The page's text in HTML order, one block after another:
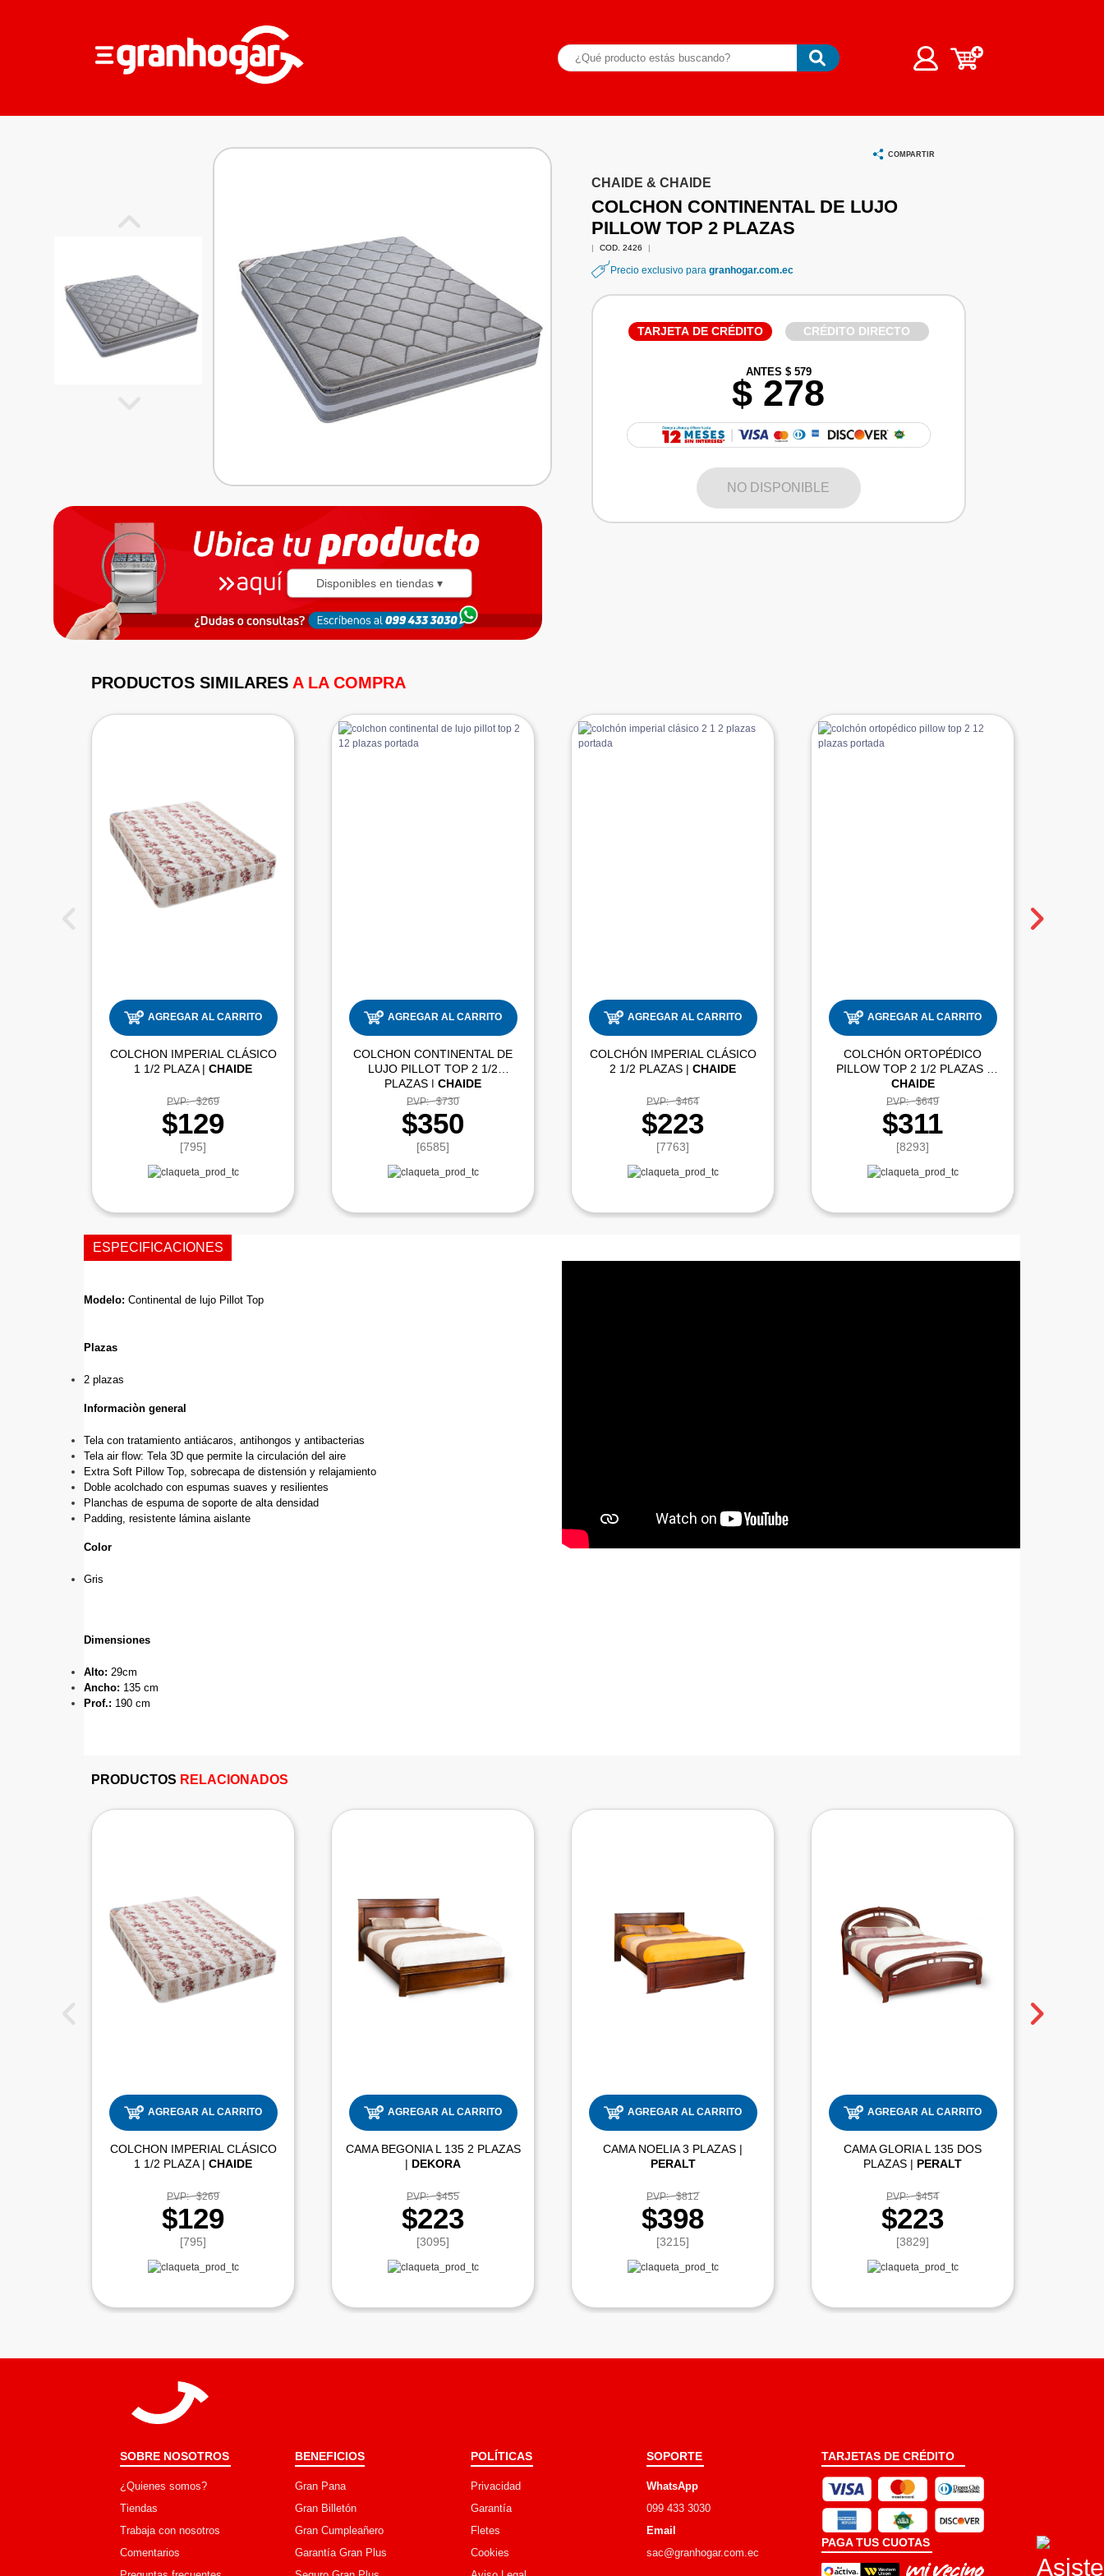
Disponibles en tiendas ▾
COMPARTIR
CHAIDE & CHAIDE
COLCHON CONTINENTAL DE LUJO
PILLOW TOP 2 PLAZAS
| COD. 2426 |
Precio exclusivo para granhogar.com.ec
TARJETA DE CRÉDITO CRÉDITO DIRECTO
ANTES $ 579
$ 278
NO DISPONIBLE
PRODUCTOS SIMILARES A LA COMPRA
AGREGAR AL CARRITO
COLCHON IMPERIAL CLÁSICO
1 1/2 PLAZA |CHAIDE
PVP: $269
$129
[795]
AGREGAR AL CARRITO
COLCHON CONTINENTAL DE
LUJO PILLOT TOP 2 1/2
PLAZAS |CHAIDE
PVP: $730
$350
[6585]
AGREGAR AL CARRITO
COLCHÓN IMPERIAL CLÁSICO
2 1/2 PLAZAS |CHAIDE
PVP: $464
$223
[7763]
AGREGAR AL CARRITO
COLCHÓN ORTOPÉDICO
CHAIDE
PVP: $649
$311
[8293]
ESPECIFICACIONES
Modelo: Continental de lujo Pillot Top
Plazas
2 plazas
Informaciòn general
Tela con tratamiento antiácaros, antihongos y antibacterias
Tela air flow: Tela 3D que permite la circulación del aire
Extra Soft Pillow Top, sobrecapa de distensión y relajamiento
Doble acolchado con espumas suaves y resilientes
Planchas de espuma de soporte de alta densidad
Padding, resistente lámina aislante
Color
Gris
Dimensiones
Alto: 29cm
Ancho: 135 cm
Prof.: 190 cm
PRODUCTOS RELACIONADOS
AGREGAR AL CARRITO
COLCHON IMPERIAL CLÁSICO
1 1/2 PLAZA |CHAIDE
PVP: $269
$129
[795]
AGREGAR AL CARRITO
CAMA BEGONIA L 135 2 PLAZAS
| DEKORA
PVP: $455
$223
[3095]
AGREGAR AL CARRITO
CAMA NOELIA 3 PLAZAS |
PERALT
PVP: $812
$398
[3215]
AGREGAR AL CARRITO
CAMA GLORIA L 135 DOS
PLAZAS | PERALT
PVP: $454
$223
[3829]
SOBRE NOSOTROS
¿Quienes somos?
Tiendas
Trabaja con nosotros
Comentarios
BENEFICIOS
Gran Pana
Gran Billetón
Gran Cumpleañero
Garantía Gran Plus
POLÍTICAS
Privacidad
Garantía
Fletes
Cookies
SOPORTE
WhatsApp
099 433 3030
Email
sac@granhogar.com.ec
TARJETAS DE CRÉDITO
PAGA TUS CUOTAS